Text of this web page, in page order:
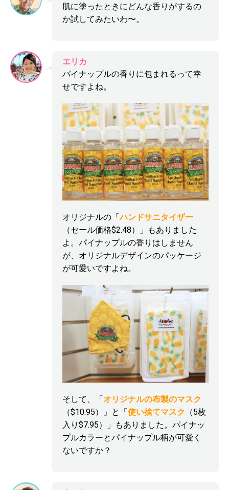
肌に塗ったときにどんな香りがするの
か試してみたいわ〜。
エリカ
パイナップルの香りに包まれるって幸
せですよね。
オリジナルの「ハンドサニタイザー
（セール価格$2.48）」もありました
よ。パイナップルの香りはしません
が、オリジナルデザインのパッケージ
が可愛いですよね。
そして、「オリジナルの布製のマスク
（$10.95）」と「使い捨てマスク
（5枚
入り$7.95）」もありました。パイナッ
プルカラーとパイナップル柄が可愛く
ないですか？